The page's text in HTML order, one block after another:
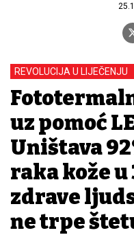
REVOLUCIJA U LIJEČENJU
uz pomoć
Uništava
raka kože
zdrave
ne trpe